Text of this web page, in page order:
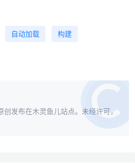
自动加载 构建
创发布在木灵鱼儿站点。未经许可，